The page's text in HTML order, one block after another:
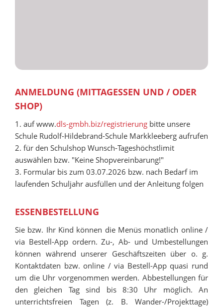
ANMELDUNG (MITTAGESSEN UND / ODER
SHOP)
1. auf www.dls-gmbh.biz/registrierung bitte unsere
Schule Rudolf-Hildebrand-Schule Markkleeberg aufrufen
2. für den Schulshop Wunsch-Tageshöchstlimit
auswählen bzw. "Keine Shopvereinbarung!"
3. Formular bis zum 03.07.2026 bzw. nach Bedarf im
laufenden Schuljahr ausfüllen und der Anleitung folgen
ESSENBESTELLUNG
Sie bzw. Ihr Kind können die Menüs monatlich online /
via Bestell-App ordern. Zu-, Ab- und Umbestellungen
können während unserer Geschäftszeiten über o. g.
Kontaktdaten bzw. online / via Bestell-App quasi rund
um die Uhr vorgenommen werden. Abbestellungen für
den gleichen Tag sind bis 8:30 Uhr möglich. An
unterrichtsfreien Tagen (z. B. Wander-/Projekttage)